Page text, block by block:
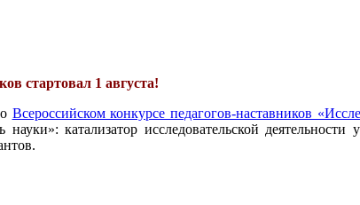
стартовал 1 августа!
Всероссийском конкурсе педагогов-наставников
катализатор исследовательской деятельности